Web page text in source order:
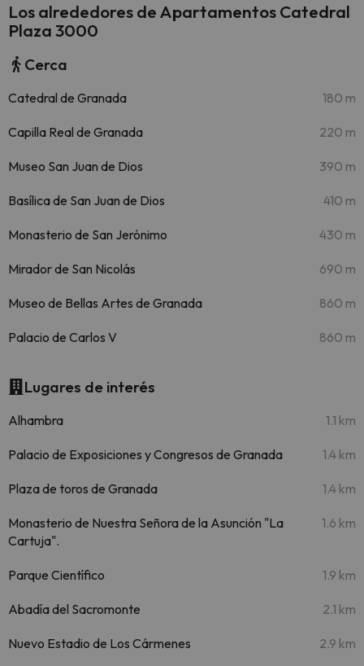
Los alrededores de Apartamentos Catedral
Plaza 3000
Cerca
Catedral de Granada 180 m
Capilla Real de Granada 220 m
Museo San Juan de Dios 390 m
Basílica de San Juan de Dios 410 m
Monasterio de San Jerónimo 430 m
Mirador de San Nicolás 690 m
Museo de Bellas Artes de Granada 860 m
Palacio de Carlos V 860 m
Lugares de interés
Alhambra 1.1 km
Palacio de Exposiciones y Congresos de Granada 1.4 km
Plaza de toros de Granada 1.4 km
Monasterio de Nuestra Señora de la Asunción "La
Cartuja".
1.6 km
Parque Científico 1.9 km
Abadía del Sacromonte 2.1 km
Nuevo Estadio de Los Cármenes 2.9 km